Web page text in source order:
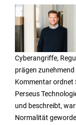
Cyberangriffe,
prägen
Kommentar ordnet
Perseus
und beschreibt,
Normalität